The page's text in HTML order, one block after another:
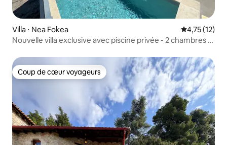
Villa ⋅ Nea Fokea Évaluation
4,75 (12)
Nouvelle villa exclusive avec piscine privée - 2 chambres |
Coup de cœur voyageurs
Coup de cœur voyageurs